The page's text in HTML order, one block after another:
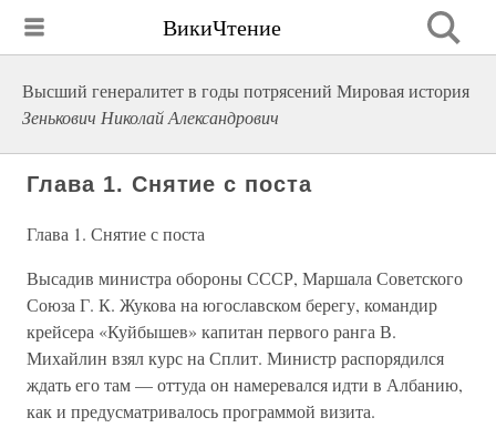
ВикиЧтение
Высший генералитет в годы потрясений Мировая история
Зенькович Николай Александрович
Глава 1. Снятие с поста
Глава 1. Снятие с поста
Высадив министра обороны СССР, Маршала Советского
Союза Г. К. Жукова на югославском берегу, командир
крейсера «Куйбышев» капитан первого ранга В.
Михайлин взял курс на Сплит. Министр распорядился
ждать его там — оттуда он намеревался идти в Албанию,
как и предусматривалось программой визита.